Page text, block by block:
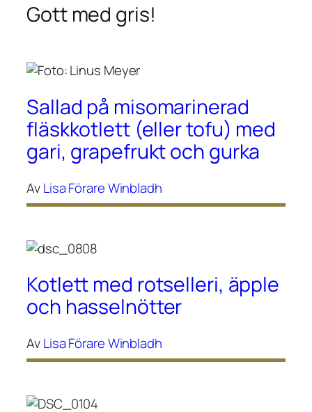
Gott med gris!
Sallad på misomarinerad
fläskkotlett (eller tofu) med
gari, grapefrukt och gurka
AvLisa Förare Winbladh
Kotlett med rotselleri, äpple
och hasselnötter
AvLisa Förare Winbladh